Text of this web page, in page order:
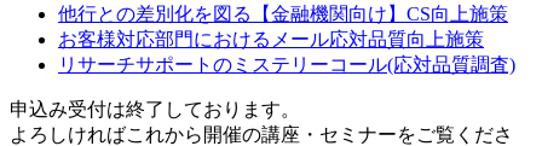
他行との差別化を図る【金融機関向け】CS向上施策
お客様対応部門におけるメール応対品質向上施策
リサーチサポートのミステリーコール(応対品質調査)
申込み受付は終了しております。
よろしければこれから開催の講座・セミナーをご覧くださ